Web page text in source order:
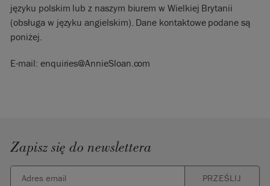
języku polskim lub z naszym biurem w Wielkiej Brytanii
(obsługa w języku angielskim). Dane kontaktowe podane są
poniżej.
E-mail: enquiries@AnnieSloan.com
Zapisz się do newslettera
PRZEŚLIJ